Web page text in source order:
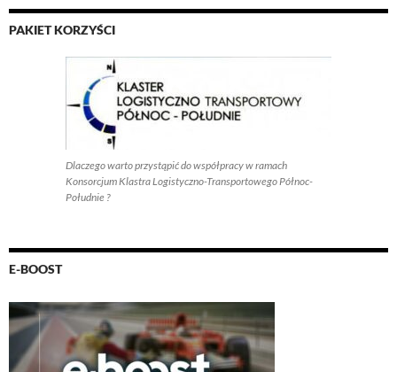
PAKIET KORZYŚCI
Dlaczego warto przystąpić do współpracy w ramach
Konsorcjum Klastra Logistyczno-Transportowego Północ-
Południe ?
E-BOOST